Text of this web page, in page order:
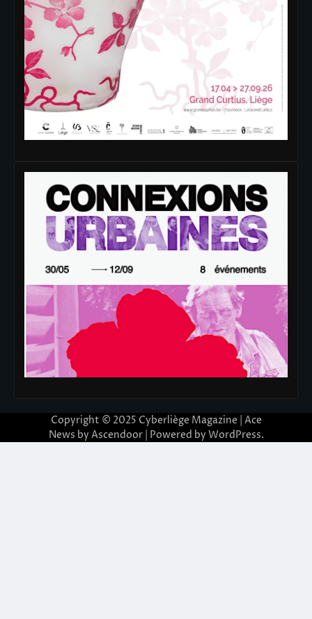
Copyright © 2025 Cyberliège Magazine | Ace
News by Ascendoor| Powered by WordPress.